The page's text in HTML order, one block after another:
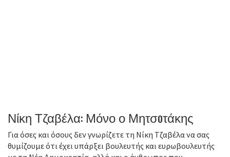
Νίκη Τζαβέλα: Μόνο ο Μητσoτάκης
Για όσες και όσους δεν γνωρίζετε τη Νίκη Τζαβέλα να σας
θυμίζουμε ότι έχει υπάρξει βουλευτής και ευρωβουλευτής